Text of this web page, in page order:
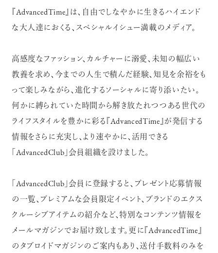
『AdvancedTime』は、自由でしなやかに生きるハイエンド
な大人達におくる、スペシャルイシュー満載のメディア。
高感度なファッション、カルチャーに溺愛、未知の幅広い
教養を求め、今までの人生で積んだ経験、知見を余裕をも
って楽しみながら、進化するソーシャルに寄り添いたい。
何かに縛られていた時間から解き放たれつつある世代の
ライフスタイルを豊かに彩る『AdvancedTime』が発信する
情報をさらに充実し、より速やかに、活用できる
「AdvancedClub」会員組織を設けました。
「AdvancedClub」会員に登録すると、プレゼント応募情報
の一覧、プレミアムな会員限定イベント、ブランドのエクス
クルーシブアイテムの紹介など、特別なコンテンツ情報を
メールマガジンでお届け致します。更に『AdvancedTime』
のタブロイドマガジンのご案内もあり、送付手数料のみを